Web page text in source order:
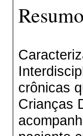
Resumo
crônicas
Crianças